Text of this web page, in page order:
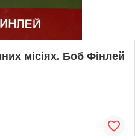
місіях. Боб Фінлей